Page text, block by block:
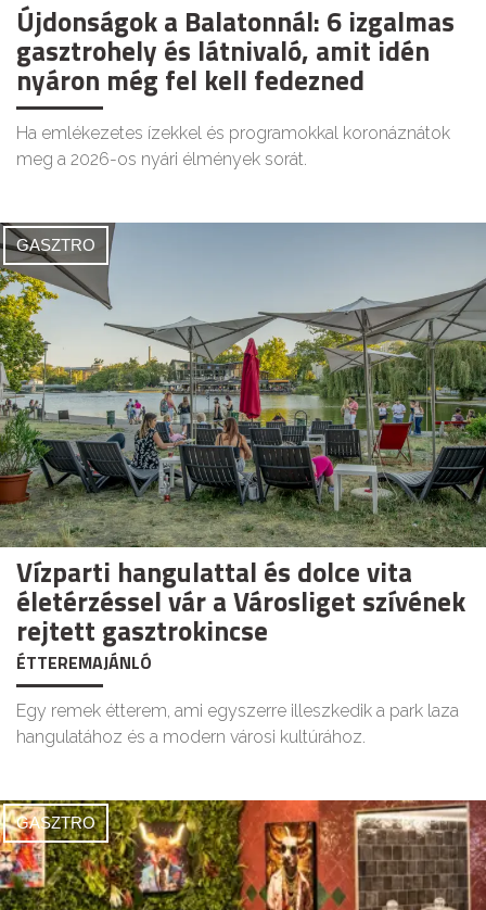
Újdonságok a Balatonnál: 6 izgalmas
gasztrohely és látnivaló, amit idén
nyáron még fel kell fedezned
Ha emlékezetes ízekkel és programokkal koronáznátok
meg a 2026-os nyári élmények sorát.
GASZTRO
Vízparti hangulattal és dolce vita
életérzéssel vár a Városliget szívének
rejtett gasztrokincse
ÉTTEREMAJÁNLÓ
Egy remek étterem, ami egyszerre illeszkedik a park laza
hangulatához és a modern városi kultúrához.
GASZTRO